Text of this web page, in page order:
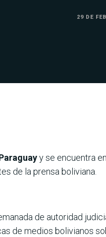
29 DE
y se encuentra
de la prensa boliviana.
de autoridad
de medios bolivianos